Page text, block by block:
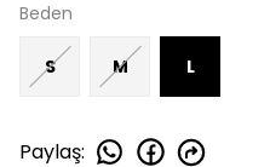
Beden
S M L
Paylaş: